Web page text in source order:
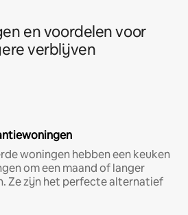
en voordelen voor
verblijven
woningen hebben een keuken
om een maand of langer
Ze zijn het perfecte alternatief